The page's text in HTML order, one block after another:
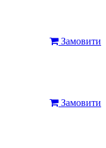
Замовити
Замовити